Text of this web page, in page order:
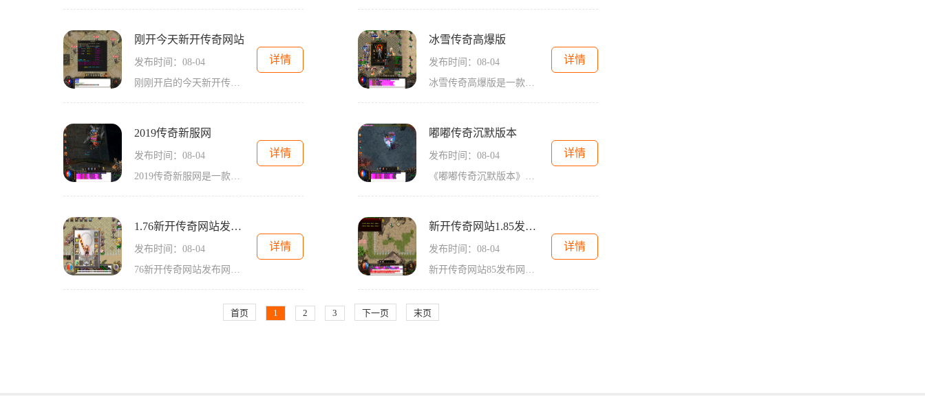
刚开今天新开传奇网站
发布时间：08-04
刚刚开启的今天新开传奇网站，迎来了无数传奇游戏爱好者的瞩目和期待。作为经典网游领域中最受欢迎的一款游戏，《传奇》以其独特的游戏风格和丰富多样的玩法，吸引了大量玩家
详情
冰雪传奇高爆版
发布时间：08-04
冰雪传奇高爆版是一款经典的2D角色扮演游戏，它采用了万人在线的模式，玩家可以与其他玩家互动，共同体验传奇世界的精彩。在冰雪传奇高爆版中，玩家可以选择自己心仪的职业进行
详情
2019传奇新服网
发布时间：08-04
2019传奇新服网是一款备受玩家热爱的传奇类网游，带给玩家丰富多样的游戏玩法和精彩刺激的战斗体验。作为一款经典的传奇游戏，2019传奇新服网凭借其独特的玩法和丰富的游戏内容，
详情
嘟嘟传奇沉默版本
发布时间：08-04
《嘟嘟传奇沉默版本》是一款经典的多人在线角色扮演游戏。其沉默版本作为传奇游戏的一个衍生版本，以其独特的玩法和丰富多样的内容吸引着无数玩家的关注。让我们来了解一下嘟
详情
1.76新开传奇网站发布网
发布时间：08-04
76新开传奇网站发布网是一个专门针对传奇游戏玩家的网站，为广大玩家提供了全新、刺激的游戏体验。下面，让我们一起来了解一下这款游戏的具体玩法。传奇游戏作为一款经典的角色
详情
新开传奇网站1.85发布网
发布时间：08-04
新开传奇网站85发布网是一款备受瞩目的传奇类游戏，作为传奇经典版本的延续，它完全呈现了传奇游戏的精髓和乐趣。玩家们可以在这个网站中一展自己的英勇姿态，体验传奇游戏中带
详情
首页 1 2 3 下一页 末页